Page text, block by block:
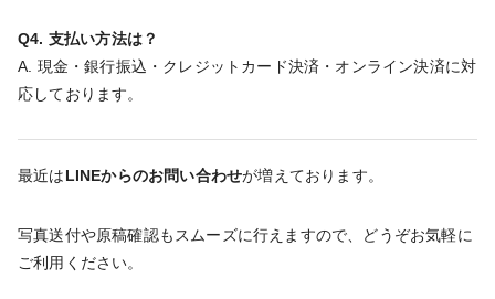
Q4. 支払い方法は？
A. 現金・銀行振込・クレジットカード決済・オンライン決済に対
応しております。
最近はLINEからのお問い合わせが増えております。
写真送付や原稿確認もスムーズに行えますので、どうぞお気軽に
ご利用ください。